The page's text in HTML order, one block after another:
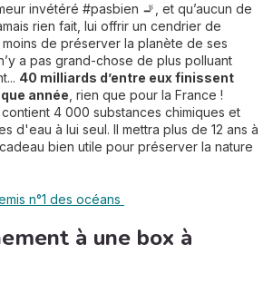
invétéré #pasbien 🚬, et qu’aucun de
rien fait, lui offrir un cendrier de
de préserver la planète de ses
a pas grand-chose de plus polluant
40 milliards d’entre eux finissent
année, rien que pour la France !
4 000 substances chimiques et
d'eau à lui seul. Il mettra plus de 12 ans à
bien utile pour préserver la nature
n°1 des océans
à une box à